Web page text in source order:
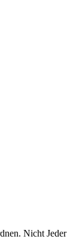
Nicht